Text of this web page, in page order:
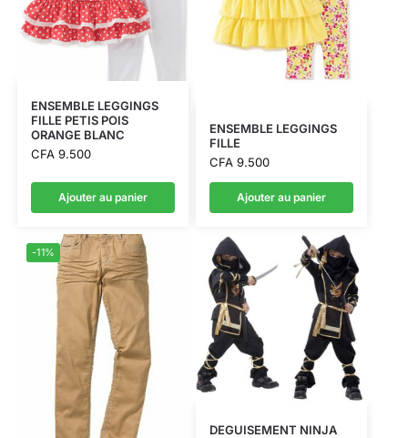
ENSEMBLE LEGGINGS
FILLE PETIS POIS
ORANGE BLANC
CFA9.500
Ajouter au panier
ENSEMBLE LEGGINGS
FILLE
CFA9.500
Ajouter au panier
-11%
DEGUISEMENT NINJA